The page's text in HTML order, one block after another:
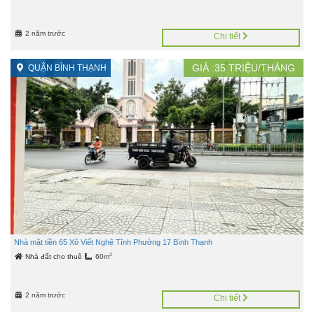
2 năm trước Chi tiết
QUẬN BÌNH THẠNH GIÁ :35 TRIỆU/THÁNG
Nhà mặt tiền 65 Xô Viết Nghệ Tĩnh Phường 17 Bình Thạnh
Nhà đất cho thuê 60m2
2 năm trước Chi tiết